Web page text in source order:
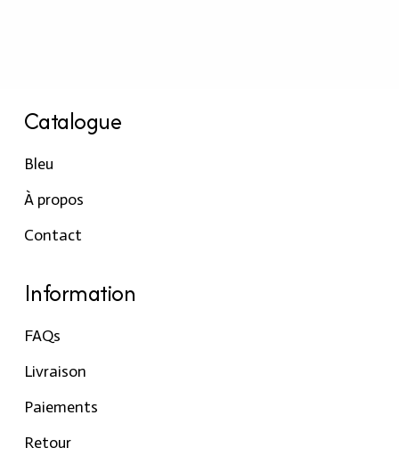
Catalogue
Bleu
À propos
Contact
Information
FAQs
Livraison
Paiements
Retour